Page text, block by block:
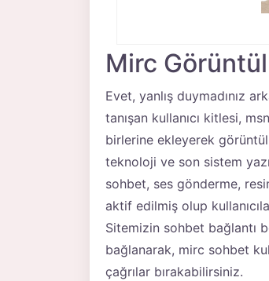
Mirc
Evet, yanlış duymadınız
tanışan kullanıcı kitlesi,
birlerine ekleyerek
teknoloji ve son sistem
sohbet, ses gönderme,
aktif edilmiş olup
Sitemizin sohbet bağlantı
bağlanarak, mirc sohbet
çağrılar bırakabilirsiniz.